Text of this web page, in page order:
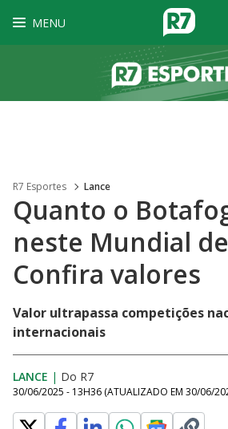
MENU
R7 Esportes Lance
Quanto o
neste Mundial
Confira valores
Valor ultrapassa competições
internacionais
LANCE | Do R7
30/06/2025 - 13H36 (ATUALIZADO EM 30/06/